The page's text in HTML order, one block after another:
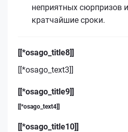
неприятных сюрпризов
кратчайшие сроки.
[[*osago_title8]]
[[*osago_text3]]
[[*osago_title9]]
[[*osago_text4]]
[[*osago_title10]]